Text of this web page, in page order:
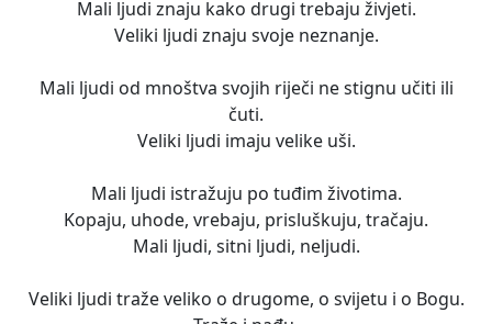
Mali ljudi znaju kako drugi trebaju živjeti.
Veliki ljudi znaju svoje neznanje.
Mali ljudi od mnoštva svojih riječi ne stignu učiti ili
čuti.
Veliki ljudi imaju velike uši.
Mali ljudi istražuju po tuđim životima.
Kopaju, uhode, vrebaju, prisluškuju, tračaju.
Mali ljudi, sitni ljudi, neljudi.
Veliki ljudi traže veliko o drugome, o svijetu i o Bogu.